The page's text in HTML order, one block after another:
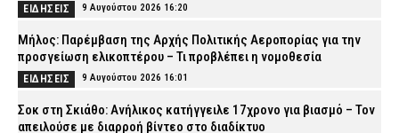
ΕΙΔΗΣΕΙΣ 9 Αυγούστου 2026 16:20
Μήλος: Παρέμβαση της Αρχής Πολιτικής Αεροπορίας για την
προσγείωση ελικοπτέρου – Τι προβλέπει η νομοθεσία
ΕΙΔΗΣΕΙΣ 9 Αυγούστου 2026 16:01
Σοκ στη Σκιάθο: Ανήλικος κατήγγειλε 17χρονο για βιασμό – Τον
απειλούσε με διαρροή βίντεο στο διαδίκτυο